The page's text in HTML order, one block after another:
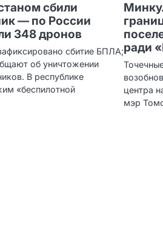
сбили
— по России
348 дронов
сбитие БПЛА;
об уничтожении
В республике
«беспилотной
ради
центра
мэр